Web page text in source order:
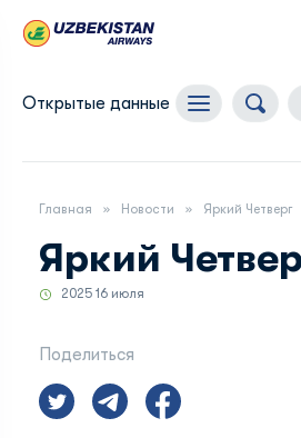
Открытые данные
Главная Новости Яркий Четверг
Яркий
2025 16 июля
Поделиться